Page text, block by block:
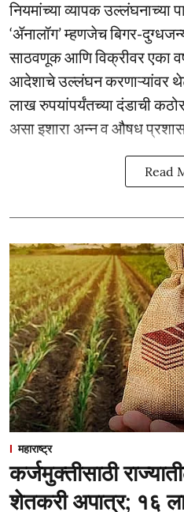
नियमांच्या व्यापक उल्लंघनाच्या
‘ॲनालॉग’ म्हणजेच बिगर-
साठवणूक आणि विक्रीवर एका
आदेशाचे उल्लंघन करणाऱ्यांवर
लाख रुपयांपर्यंतच्या दंडाची
असा इशारा अन्न व औषध
Read
महाराष्ट्र
कर्जमुक्तीसाठी
शेतकरी अपात्र; १६